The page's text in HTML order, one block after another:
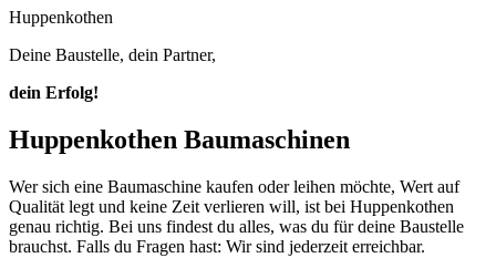
Huppenkothen
Deine Baustelle, dein Partner,
dein Erfolg!
Huppenkothen Baumaschinen
Wer sich eine Baumaschine kaufen oder leihen möchte, Wert auf
Qualität legt und keine Zeit verlieren will, ist bei Huppenkothen
genau richtig. Bei uns findest du alles, was du für deine Baustelle
brauchst. Falls du Fragen hast: Wir sind jederzeit erreichbar.